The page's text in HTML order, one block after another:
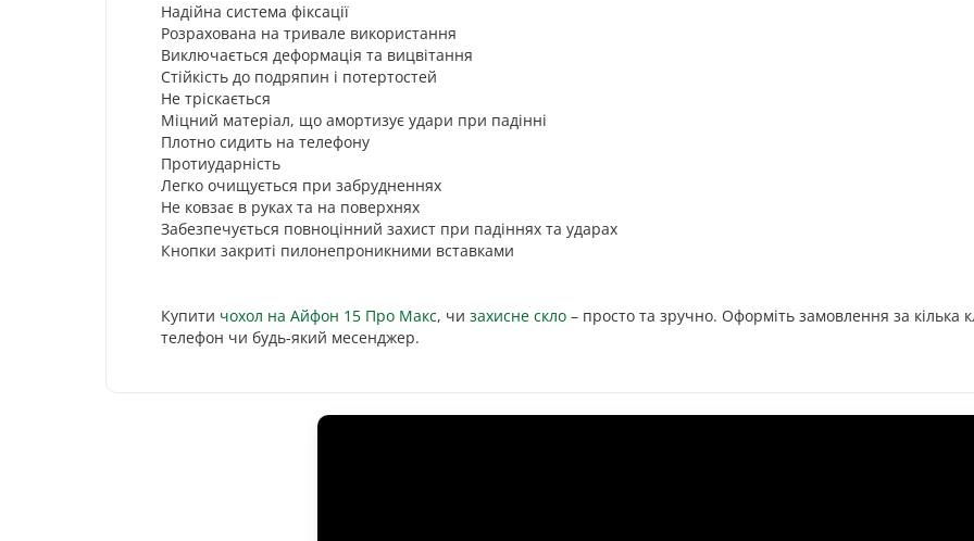
Надійна система фіксації
Розрахована на тривале використання
Виключається деформація та вицвітання
Стійкість до подряпин і потертостей
Не тріскається
Міцний матеріал, що амортизує удари при падінні
Плотно сидить на телефону
Протиударність
Легко очищується при забрудненнях
Не ковзає в руках та на поверхнях
Забезпечується повноцінний захист при падіннях та ударах
Кнопки закриті пилонепроникними вставками
Купити чохол на Айфон 15 Про Макс, чи захисне скло – просто та зручно. Оформіть замовлення за кілька
телефон чи будь-який месенджер.